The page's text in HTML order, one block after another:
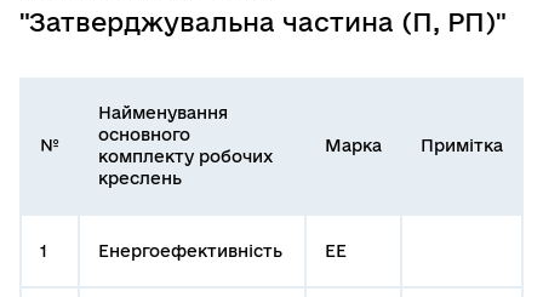
"Затверджувальна частина (П, РП)"
№
Найменування
основного
комплекту робочих
креслень
Марка Примітка
1 Енергоефективність ЕЕ